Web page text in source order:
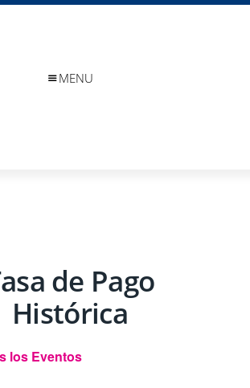
MENU
de Pago
Histórica
los Eventos